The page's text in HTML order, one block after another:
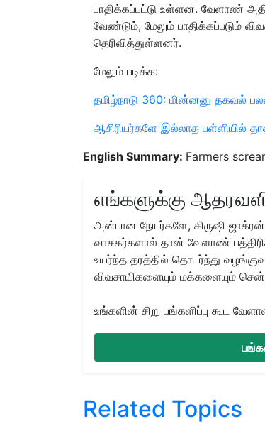
பாதிக்கப்பட்டு உள்ளன. வேளாண்
வேண்டும், மேலும் பாதிக்கப்படும்
தெரிவித்துள்ளனர்.
மேலும் படிக்க:
தமிழ்நாடு 360: மின்னனு தகவல்
ஆசிரியர்களே இல்லாத பள்ளியில்
English Summary: Farmers
எங்களுக்கு
அன்பான நேயர்களே, கிருஷி
வாசகர்களால் தான் வேளாண்
உயர்ந்த தரத்தில் தொடர்ந்து
விவசாயிகளையும் மக்களையும்
உங்களின் சிறு பங்களிப்பு கூட
Related Topics